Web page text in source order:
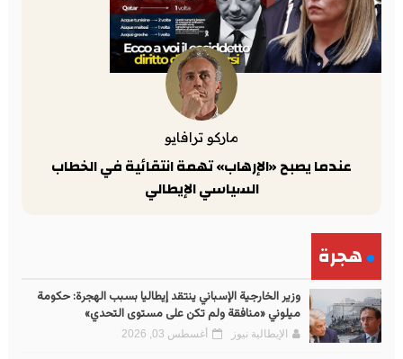
ماركو ترافايو
عندما يصبح «الإرهاب» تهمة انتقائية في الخطاب
السياسي الإيطالي
هجرة
وزير الخارجية الإسباني ينتقد إيطاليا بسبب الهجرة: حكومة
ميلوني «منافقة ولم تكن على مستوى التحدي»
الإيطالية نيوز أغسطس 03, 2026